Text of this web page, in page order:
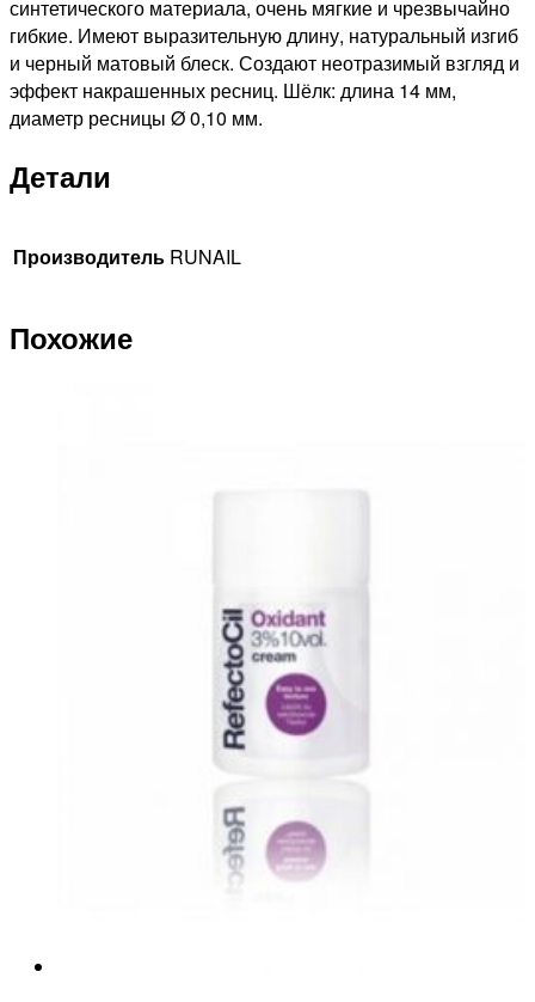
синтетического материала, очень мягкие и чрезвычайно
гибкие. Имеют выразительную длину, натуральный изгиб
и черный матовый блеск. Создают неотразимый взгляд и
эффект накрашенных ресниц. Шёлк: длина 14 мм,
диаметр ресницы Ø 0,10 мм.
Детали
Производитель RUNAIL
Похожие